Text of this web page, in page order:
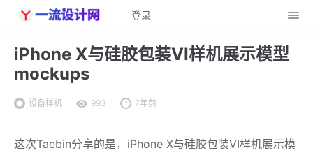
登录
iPhone X与硅胶包装VI样机展示模型
mockups
设备样机 993 7年前
这次Taebin分享的是，iPhone X与硅胶包装VI样机展示模